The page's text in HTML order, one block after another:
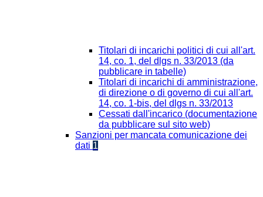
Titolari di incarichi politici di cui all'art.
14, co. 1, del dlgs n. 33/2013 (da
pubblicare in tabelle)
Titolari di incarichi di amministrazione,
di direzione o di governo di cui all'art.
14, co. 1-bis, del dlgs n. 33/2013
Cessati dall'incarico (documentazione
da pubblicare sul sito web)
Sanzioni per mancata comunicazione dei
dati 1